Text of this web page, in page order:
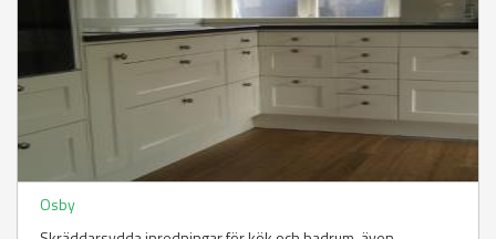
Osby